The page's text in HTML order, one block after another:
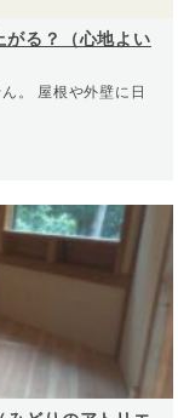
がる？（心地よい
。 屋根や外壁に日